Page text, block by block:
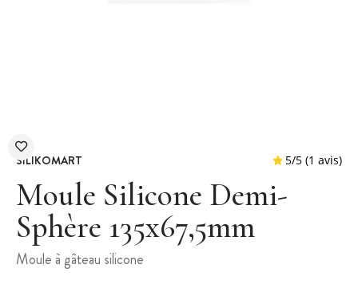
SILIKOMART
Moule Silicone Demi-
Sphère 135x67,5mm
Moule à gâteau silicone